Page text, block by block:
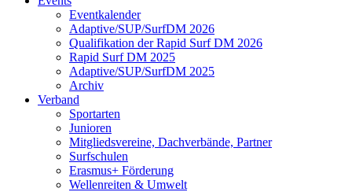
Eventkalender
Adaptive/SUP/SurfDM 2026
Qualifikation der Rapid Surf DM 2026
Rapid Surf DM 2025
Adaptive/SUP/SurfDM 2025
Archiv
Verband
Sportarten
Junioren
Mitgliedsvereine, Dachverbände, Partner
Surfschulen
Erasmus+ Förderung
Wellenreiten & Umwelt